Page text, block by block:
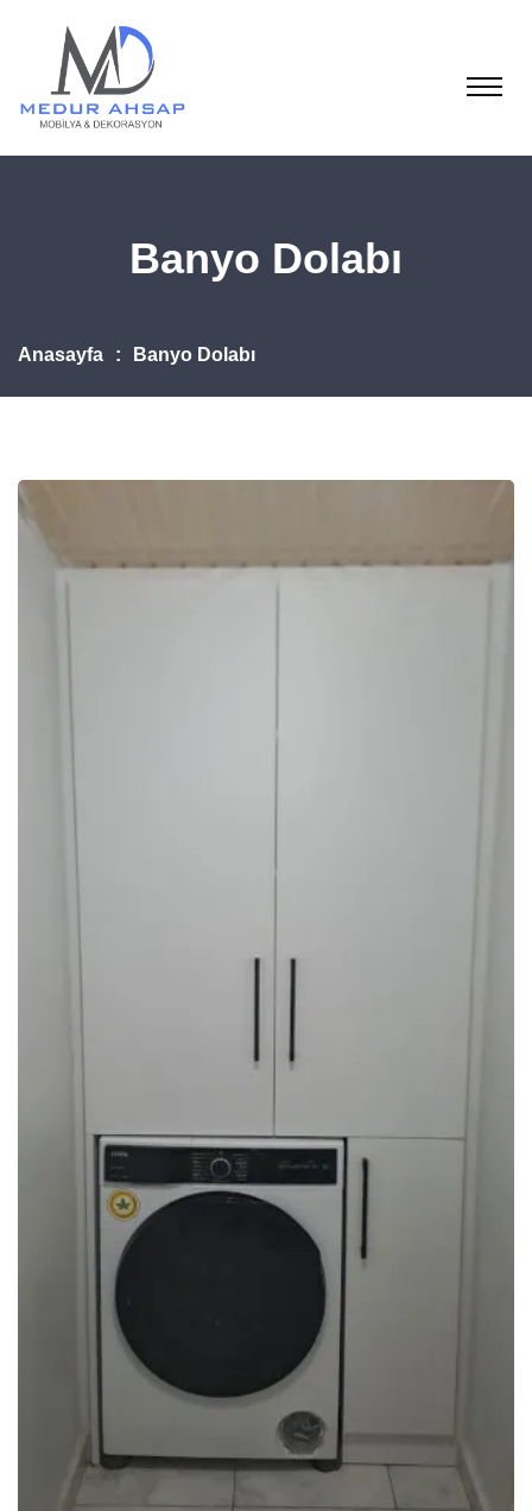
Banyo Dolabı
Anasayfa Banyo Dolabı